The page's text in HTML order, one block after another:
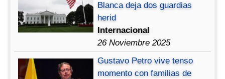
Blanca deja dos guardias
herid
Internacional
26 Noviembre 2025
Gustavo Petro vive tenso
momento con familias de